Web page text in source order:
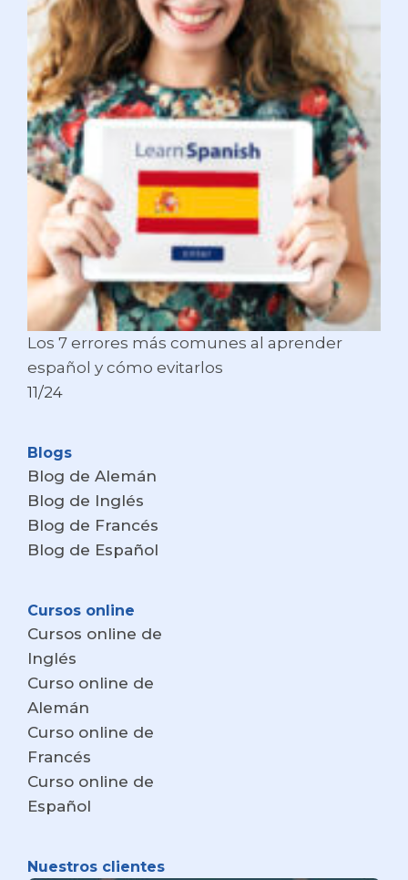
Los 7 errores más comunes al aprender
español y cómo evitarlos
11/24
Blogs
Blog de Alemán
Blog de Inglés
Blog de Francés
Blog de Español
Cursos online
Cursos online de
Inglés
Curso online de
Alemán
Curso online de
Francés
Curso online de
Español
Nuestros clientes